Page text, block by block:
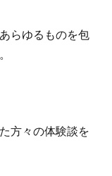
らゆるものを包
方々の体験談を